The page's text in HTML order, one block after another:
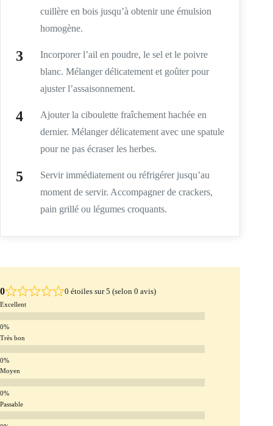
cuillère en bois jusqu’à obtenir une émulsion
homogène.
Incorporer l’ail en poudre, le sel et le poivre
blanc. Mélanger délicatement et goûter pour
ajuster l’assaisonnement.
Ajouter la ciboulette fraîchement hachée en
dernier. Mélanger délicatement avec une spatule
pour ne pas écraser les herbes.
Servir immédiatement ou réfrigérer jusqu’au
moment de servir. Accompagner de crackers,
pain grillé ou légumes croquants.
0 0 étoiles sur 5 (selon 0 avis)
Excellent
Très bon
Moyen
Passable